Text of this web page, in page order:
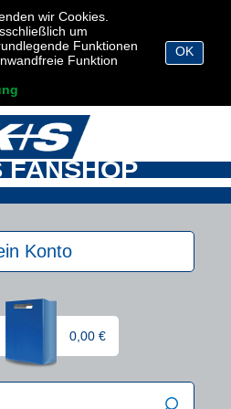
wir Cookies.
um
Funktionen
Funktion
OK
FANSHOP
0,00 €
Konto